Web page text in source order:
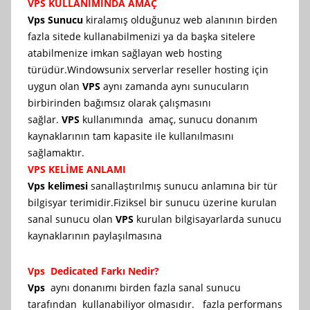
VPS KULLANIMINDA AMAÇ
Vps Sunucu kiralamış olduğunuz web alanının birden
fazla sitede kullanabilmenizi ya da başka sitelere
atabilmenize imkan sağlayan web hosting
türüdür.Windowsunix serverlar reseller hosting için
uygun olan VPS aynı zamanda aynı sunucuların
birbirinden bağımsız olarak çalışmasını
sağlar. VPS kullanımında amaç, sunucu donanım
kaynaklarının tam kapasite ile kullanılmasını
sağlamaktır.
VPS KELİME ANLAMI
Vps kelimesi sanallaştırılmış sunucu anlamına bir tür
bilgisyar terimidir.Fiziksel bir sunucu üzerine kurulan
sanal sunucu olan VPS kurulan bilgisayarlarda sunucu
kaynaklarının paylaşılmasına
Vps Dedicated Farkı Nedir?
Vps aynı donanımı birden fazla sanal sunucu
tarafından kullanabiliyor olmasıdır. fazla performans